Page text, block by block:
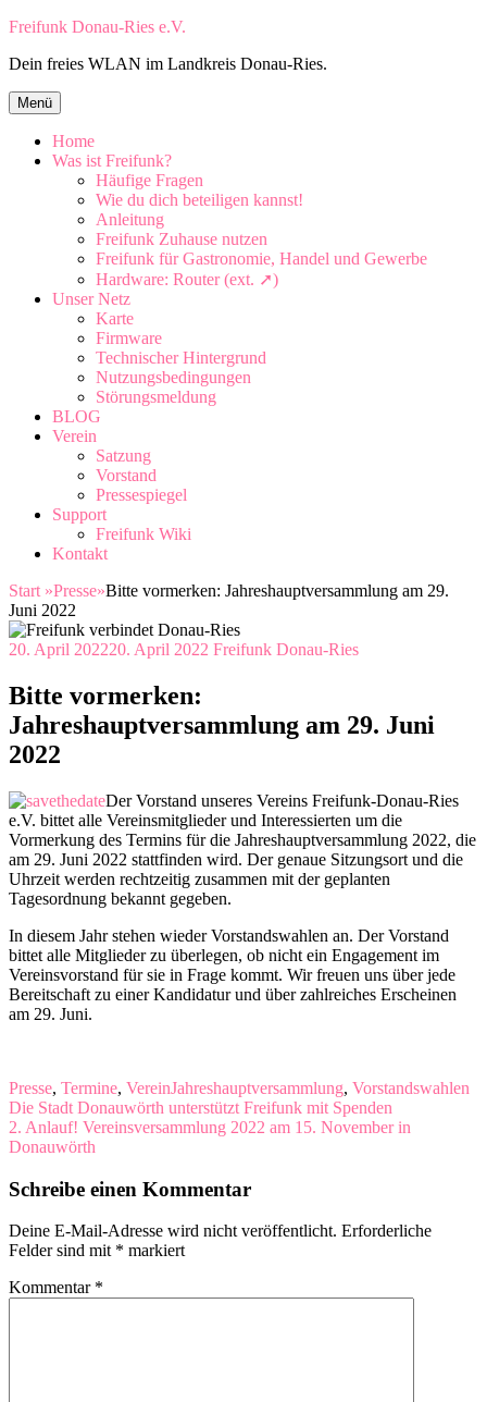
Zum
springen
Freifunk Donau-Ries e.V.
Dein freies WLAN im Landkreis Donau-Ries.
Menü Zum
Inhalt
springen
Home
Was ist Freifunk?
Häufige Fragen
Wie du dich beteiligen kannst!
Anleitung
Freifunk Zuhause nutzen
Freifunk für Gastronomie, Handel und Gewerbe
Hardware: Router (ext. ➚)
Unser Netz
Karte
Firmware
Technischer Hintergrund
Nutzungsbedingungen
Störungsmeldung
BLOG
Verein
Satzung
Vorstand
Pressespiegel
Support
Freifunk Wiki
Kontakt
Start »Presse»Bitte vormerken: Jahreshauptversammlung am 29.
Juni 2022
20. April 202220. April 2022 Freifunk Donau-Ries
Bitte vormerken:
Jahreshauptversammlung am 29. Juni
2022
Der Vorstand unseres Vereins Freifunk-Donau-Ries
e.V. bittet alle Vereinsmitglieder und Interessierten um die
Vormerkung des Termins für die Jahreshauptversammlung 2022, die
am 29. Juni 2022 stattfinden wird. Der genaue Sitzungsort und die
Uhrzeit werden rechtzeitig zusammen mit der geplanten
Tagesordnung bekannt gegeben.
In diesem Jahr stehen wieder Vorstandswahlen an. Der Vorstand
bittet alle Mitglieder zu überlegen, ob nicht ein Engagement im
Vereinsvorstand für sie in Frage kommt. Wir freuen uns über jede
Bereitschaft zu einer Kandidatur und über zahlreiches Erscheinen
am 29. Juni.
Presse, Termine, VereinJahreshauptversammlung, Vorstandswahlen
Beitragsnavigation
Die Stadt Donauwörth unterstützt Freifunk mit Spenden
2. Anlauf! Vereinsversammlung 2022 am 15. November in
Donauwörth
Schreibe einen Kommentar
Deine E-Mail-Adresse wird nicht veröffentlicht. Erforderliche
Felder sind mit * markiert
Kommentar *